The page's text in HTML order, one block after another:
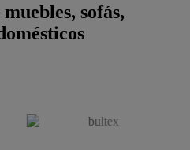
sofás,